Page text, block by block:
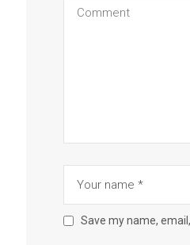
Save my name,